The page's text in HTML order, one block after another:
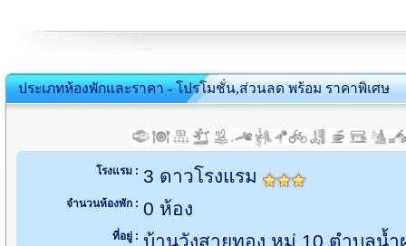
ประเภทห้องพักและราคา - โปรโมชั่น,ส่วนลด พร้อม ราคาพิเศษ
โรงแรม : 3 ดาวโรงแรม
จำนวนห้องพัก : 0 ห้อง
ที่อยู่ : บ้านวังสายทอง หมู่ 10 ตำบลน้ำ